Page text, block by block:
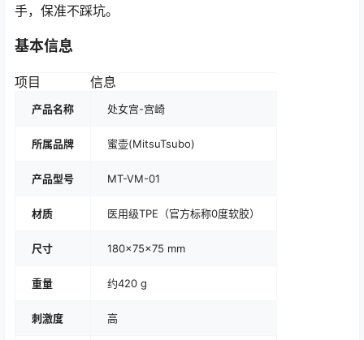
手，保准不踩坑。
基本信息
项目 信息
产品名称 处女宫-宫崎
所属品牌 蜜壶(MitsuTsubo)
产品型号 MT-VM-01
材质 医用级TPE（官方标称0度软胶）
尺寸 180×75×75 mm
重量 约420 g
刺激度 高